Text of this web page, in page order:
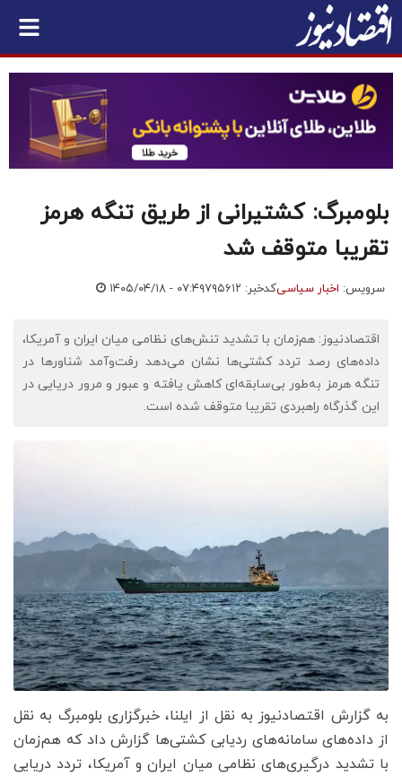
بلومبرگ: کشتیرانی از طریق تنگه هرمز
تقریبا متوقف شد
سرویس: اخبار سیاسیکدخبر: ۷۹۵۶۱۲ ۱۴۰۵/۰۴/۱۸ - ۰۷:۴۹
اقتصادنیوز: هم‌زمان با تشدید تنش‌های نظامی میان ایران و آمریکا،
داده‌های رصد تردد کشتی‌ها نشان می‌دهد رفت‌وآمد شناورها در
تنگه هرمز به‌طور بی‌سابقه‌ای کاهش یافته و عبور و مرور دریایی در
این گذرگاه راهبردی تقریبا متوقف شده است.
به گزارش اقتصادنیوز به نقل از ایلنا، خبرگزاری بلومبرگ به نقل
از داده‌های سامانه‌های ردیابی کشتی‌ها گزارش داد که هم‌زمان
با تشدید درگیری‌های نظامی میان ایران و آمریکا، تردد دریایی